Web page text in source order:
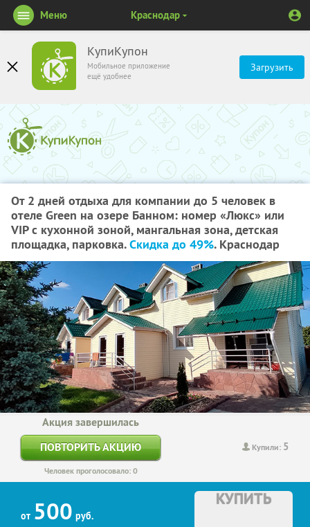
КупиКупон
Мобильное приложение
ещё удобнее
Загрузить
Меню Краснодар
От 2 дней отдыха для компании до 5 человек в
отеле Green на озере Банном: номер «Люкс» или
VIP с кухонной зоной, мангальная зона, детская
площадка, парковка.Скидка до 49%. Краснодар
Купили: 5
Акция завершилась
ПОВТОРИТЬ АКЦИЮ
Человек проголосовало: 0
от 500 руб.
КУПИТЬ